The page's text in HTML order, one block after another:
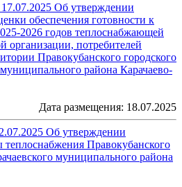
Об утверждении
обеспечения готовности к
2026 годов теплоснабжающей
организации, потребителей
Правокубанского городского
района Карачаево-
Дата размещения: 18.07.2025
Об утверждении
теплоснабжения Правокубанского
муниципального района